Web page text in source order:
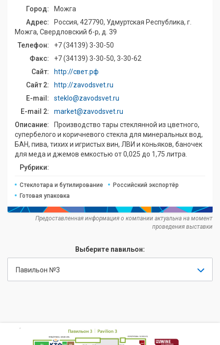
Город:
Можга
Адрес:
Россия, 427790, Удмуртская Республика, г.
Можга, Свердловский б-р, д. 39
Телефон:
+7 (34139) 3-30-50
Факс:
+7 (34139) 3-30-50, 3-30-62
Сайт:
http://свет.рф
Сайт 2:
http://zavodsvet.ru
E-mail:
steklo@zavodsvet.ru
E-mail 2:
market@zavodsvet.ru
Описание:
Производство тары стеклянной из цветного,
супербелого и коричневого стекла для минеральных вод,
БАН, пива, тихих и игристых вин, ЛВИ и коньяков, баночек
для меда и джемов емкостью от 0,025 до 1,75 литра.
Рубрики:
Стеклотара и бутилирование
Российский экспортёр
Готовая упаковка
Предоставленная информация о компании актуальна на момент
проведения выставки
Выберите павильон:
Павильон №3